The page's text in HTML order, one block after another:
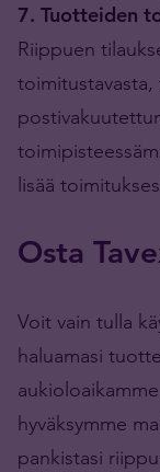
7. Tuotteiden
Riippuen
lisää
Osta
Voit vain tulla
haluamasi
hyväksymme
pankistasi